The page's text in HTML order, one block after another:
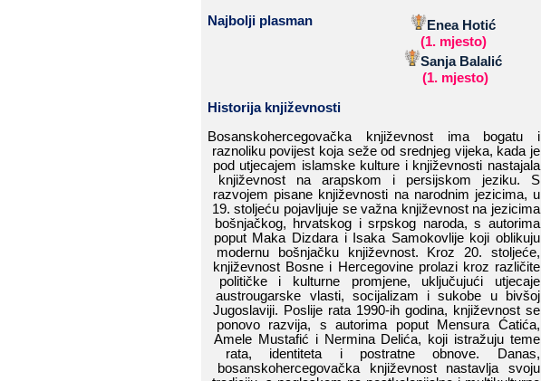
Najbolji​​ plasman
Enea​​ Hotić
(1.​​ mjesto)
Sanja​​ Balalić
(1.​​ mjesto)
Historija​​ književnosti
Bosanskohercegovačka​​ književnost​​ ima​​ bogatu​​ i​​
raznoliku​​ povijest​​ koja​​ seže​​ od​​ srednjeg​​ vijeka,​​ kada​​ je​​
pod​​ utjecajem​​ islamske​​ kulture​​ i​​ književnosti​​ nastajala​​
književnost​​ na​​ arapskom​​ i​​ persijskom​​ jeziku.​​ S​​
razvojem​​ pisane​​ književnosti​​ na​​ narodnim​​ jezicima,​​ u​​
19.​​ stoljeću​​ pojavljuje​​ se​​ važna​​ književnost​​ na​​ jezicima​​
bošnjačkog,​​ hrvatskog​​ i​​ srpskog​​ naroda,​​ s​​ autorima​​
poput​​ Maka​​ Dizdara​​ i​​ Isaka​​ Samokovlije​​ koji​​ oblikuju​​
modernu​​ bošnjačku​​ književnost.​​ Kroz​​ 20.​​ stoljeće,​​
književnost​​ Bosne​​ i​​ Hercegovine​​ prolazi​​ kroz​​ različite​​
političke​​ i​​ kulturne​​ promjene,​​ uključujući​​ utjecaje​​
austrougarske​​ vlasti,​​ socijalizam​​ i​​ sukobe​​ u​​ bivšoj​​
Jugoslaviji.​​ Poslije​​ rata​​ 1990-ih​​ godina,​​ književnost​​ se​​
ponovo​​ razvija,​​ s​​ autorima​​ poput​​ Mensura​​ Ćatića,​​
Amele​​ Mustafić ​​ i​​ Nermina​​ Delića,​​ koji​​ istražuju​​ teme​​
rata,​​ identiteta​​ i​​ postratne​​ obnovе.​​ Danas,​​
bosanskohercegovačka​​ književnost​​ nastavlja​​ svoju​​